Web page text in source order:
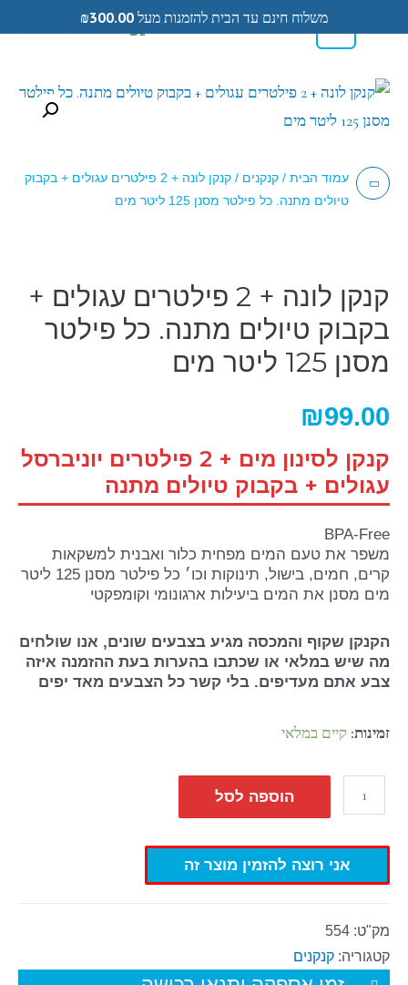
0584433104
עמוד הבית /קנקנים
/ קנקן לונה + 2 פילטרים עגולים + בקבוק
טיולים מתנה. כל פילטר מסנן 125 ליטר מים
קנקן לונה + 2 פילטרים עגולים +
בקבוק טיולים מתנה. כל פילטר
מסנן 125 ליטר מים
₪99.00
קנקן לסינון מים + 2 פילטרים יוניברסל
עגולים + בקבוק טיולים מתנה
BPA-Free
משפר את טעם המים מפחית כלור ואבנית למשקאות
קרים, חמים, בישול, תינוקות וכו׳ כל פילטר מסנן 125 ליטר
מים מסנן את המים ביעילות ארגונומי וקומפקטי
הקנקן שקוף והמכסה מגיע בצבעים שונים, אנו שולחים
מה שיש במלאי או שכתבו בהערות בעת ההזמנה איזה
צבע אתם מעדיפים. בלי קשר כל הצבעים מאד יפים
זמינות: קיים במלאי
הוספה לסל
אני רוצה להזמין מוצר זה
מק"ט: 554
קטגוריה: קנקנים
משלוח חינם עד הבית להזמנות מעל ₪300.00